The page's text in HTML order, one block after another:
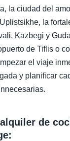
la ciudad del
la
Kazbegi y
de Tiflis o
el viaje
y planificar
de